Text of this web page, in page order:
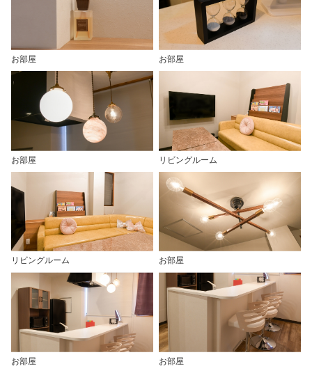
お部屋 お部屋
お部屋 リビングルーム
リビングルーム お部屋
お部屋 お部屋